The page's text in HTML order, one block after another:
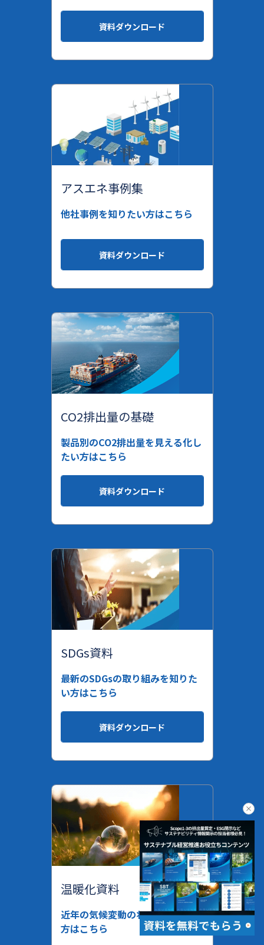
資料ダウンロード
アスエネ事例集
他社事例を知りたい方はこちら
資料ダウンロード
CO2排出量の基礎
製品別のCO2排出量を見える化し
たい方はこちら
資料ダウンロード
SDGs資料
最新のSDGsの取り組みを知りた
い方はこちら
資料ダウンロード
温暖化資料
近年の気候変動の状況を知りたい
方はこちら